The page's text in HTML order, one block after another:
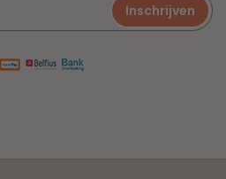
Inschrijven